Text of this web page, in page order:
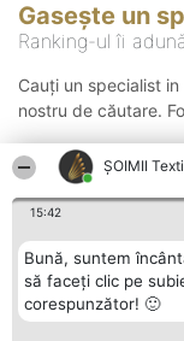
ȘOIMII
15:42
Bună, suntem
să faceți clic pe
corespunzător! 🙂
Gasește un
Ranking-ul îi
Cauți un specialist
nostru de căutare.